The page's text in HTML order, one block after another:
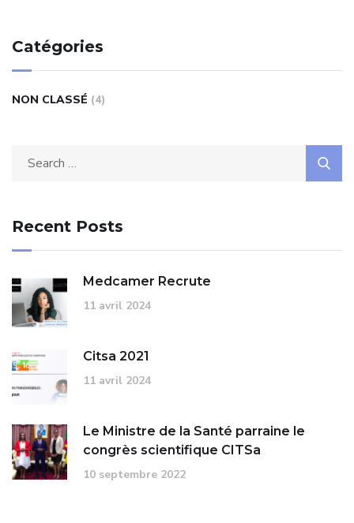
Catégories
NON CLASSÉ (4)
Search
Recent Posts
Medcamer Recrute
11 avril 2024
Citsa 2021
11 avril 2024
Le Ministre de la Santé parraine le
congrès scientifique CITSa
10 septembre 2022